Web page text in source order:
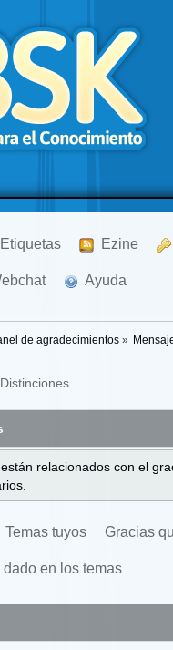
Etiquetas Ezine
Ayuda
de agradecimientos»
Distinciones
relacionados con el
Temas tuyos Gracias
en los temas